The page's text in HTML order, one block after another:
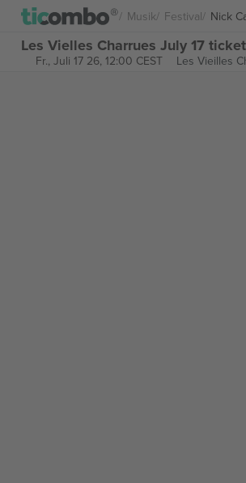
Musik Festival Nick
Les Vielles Charrues July 17
Fr., Juli 17 26, 12:00 CEST Les Vieilles